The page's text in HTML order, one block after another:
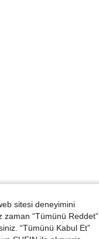
sitesi deneyimini
“Tümünü Reddet”,
“Tümünü Kabul Et”